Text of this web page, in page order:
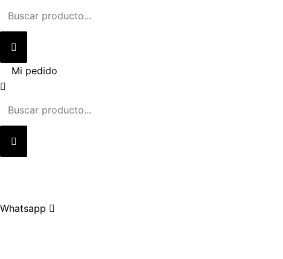
Mi pedido
Whatsapp